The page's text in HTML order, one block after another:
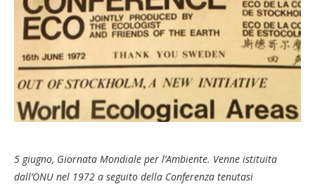
5 giugno, Giornata Mondiale per l’Ambiente. Venne istituita
dall’ONU nel 1972 a seguito della Conferenza tenutasi